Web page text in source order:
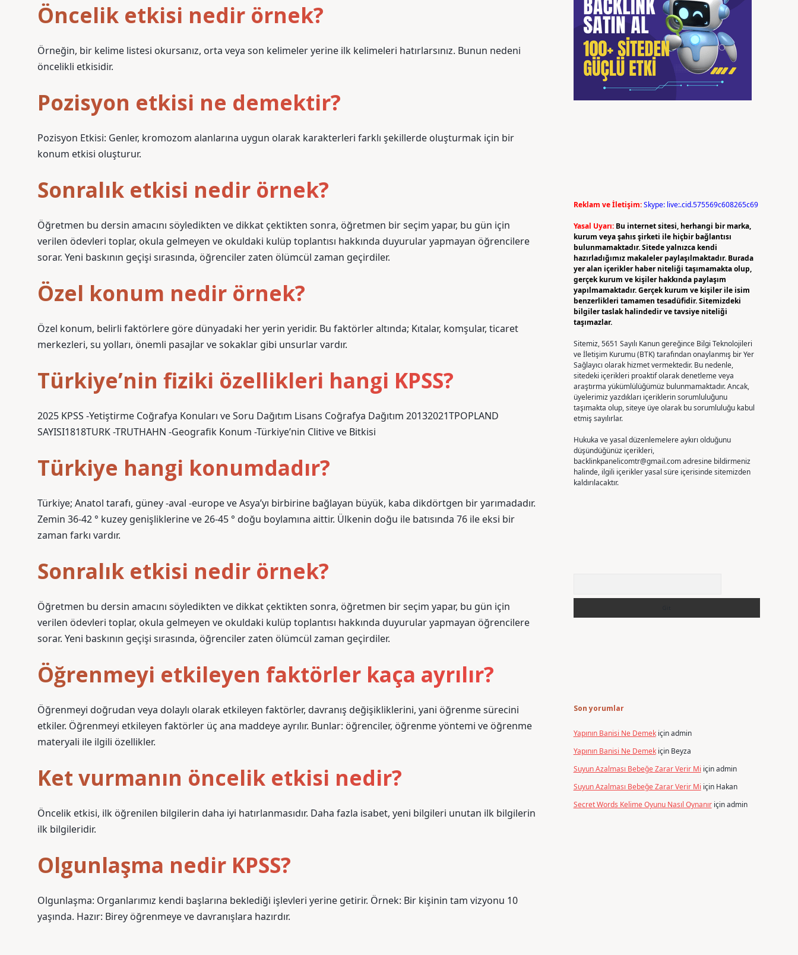
Öncelik etkisi nedir örnek?
Örneğin, bir kelime listesi okursanız, orta veya son kelimeler yerine ilk kelimeleri hatırlarsınız. Bunun nedeni
öncelikli etkisidir.
Pozisyon etkisi ne demektir?
Pozisyon Etkisi: Genler, kromozom alanlarına uygun olarak karakterleri farklı şekillerde oluşturmak için bir
konum etkisi oluşturur.
Sonralık etkisi nedir örnek?
Öğretmen bu dersin amacını söyledikten ve dikkat çektikten sonra, öğretmen bir seçim yapar, bu gün için
verilen ödevleri toplar, okula gelmeyen ve okuldaki kulüp toplantısı hakkında duyurular yapmayan öğrencilere
sorar. Yeni baskının geçişi sırasında, öğrenciler zaten ölümcül zaman geçirdiler.
Özel konum nedir örnek?
Özel konum, belirli faktörlere göre dünyadaki her yerin yeridir. Bu faktörler altında; Kıtalar, komşular, ticaret
merkezleri, su yolları, önemli pasajlar ve sokaklar gibi unsurlar vardır.
Türkiye’nin fiziki özellikleri hangi KPSS?
2025 KPSS -Yetiştirme Coğrafya Konuları ve Soru Dağıtım Lisans Coğrafya Dağıtım 20132021TPOPLAND
SAYISI1818TURK -TRUTHAHN -Geografik Konum -Türkiye’nin Clitive ve Bitkisi
Türkiye hangi konumdadır?
Türkiye; Anatol tarafı, güney -aval -europe ve Asya’yı birbirine bağlayan büyük, kaba dikdörtgen bir yarımadadır.
Zemin 36-42 ° kuzey genişliklerine ve 26-45 ° doğu boylamına aittir. Ülkenin doğu ile batısında 76 ile eksi bir
zaman farkı vardır.
Sonralık etkisi nedir örnek?
Öğretmen bu dersin amacını söyledikten ve dikkat çektikten sonra, öğretmen bir seçim yapar, bu gün için
verilen ödevleri toplar, okula gelmeyen ve okuldaki kulüp toplantısı hakkında duyurular yapmayan öğrencilere
sorar. Yeni baskının geçişi sırasında, öğrenciler zaten ölümcül zaman geçirdiler.
Öğrenmeyi etkileyen faktörler kaça ayrılır?
Öğrenmeyi doğrudan veya dolaylı olarak etkileyen faktörler, davranış değişikliklerini, yani öğrenme sürecini
etkiler. Öğrenmeyi etkileyen faktörler üç ana maddeye ayrılır. Bunlar: öğrenciler, öğrenme yöntemi ve öğrenme
materyali ile ilgili özellikler.
Ket vurmanın öncelik etkisi nedir?
Öncelik etkisi, ilk öğrenilen bilgilerin daha iyi hatırlanmasıdır. Daha fazla isabet, yeni bilgileri unutan ilk bilgilerin
ilk bilgileridir.
Olgunlaşma nedir KPSS?
Olgunlaşma: Organlarımız kendi başlarına beklediği işlevleri yerine getirir. Örnek: Bir kişinin tam vizyonu 10
yaşında. Hazır: Birey öğrenmeye ve davranışlara hazırdır.
Reklam ve İletişim:Skype: live:.cid.575569c608265c69
Yasal Uyarı: Bu internet sitesi, herhangi bir marka,
kurum veya şahıs şirketi ile hiçbir bağlantısı
bulunmamaktadır. Sitede yalnızca kendi
hazırladığımız makaleler paylaşılmaktadır. Burada
yer alan içerikler haber niteliği taşımamakta olup,
gerçek kurum ve kişiler hakkında paylaşım
yapılmamaktadır. Gerçek kurum ve kişiler ile isim
benzerlikleri tamamen tesadüfidir. Sitemizdeki
bilgiler taslak halindedir ve tavsiye niteliği
taşımazlar.
Sitemiz, 5651 Sayılı Kanun gereğince Bilgi Teknolojileri
ve İletişim Kurumu (BTK) tarafından onaylanmış bir Yer
Sağlayıcı olarak hizmet vermektedir. Bu nedenle,
sitedeki içerikleri proaktif olarak denetleme veya
araştırma yükümlülüğümüz bulunmamaktadır. Ancak,
üyelerimiz yazdıkları içeriklerin sorumluluğunu
taşımakta olup, siteye üye olarak bu sorumluluğu kabul
etmiş sayılırlar.
Hukuka ve yasal düzenlemelere aykırı olduğunu
düşündüğünüz içerikleri,
backlinkpanelicomtr@gmail.comadresine bildirmeniz
halinde, ilgili içerikler yasal süre içerisinde sitemizden
kaldırılacaktır.
Son yorumlar
Yapının Banisi Ne Demekiçinadmin
Yapının Banisi Ne Demekiçin Beyza
Suyun Azalması Bebeğe Zarar Verir Mi içinadmin
Suyun Azalması Bebeğe Zarar Verir Mi için Hakan
Secret Words Kelime Oyunu Nasıl Oynanıriçinadmin